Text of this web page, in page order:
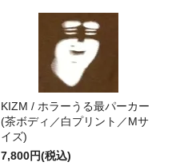
KIZM / ホラーうる最パーカー
(茶ボディ／白プリント／Mサ
イズ)
7,800円(税込)